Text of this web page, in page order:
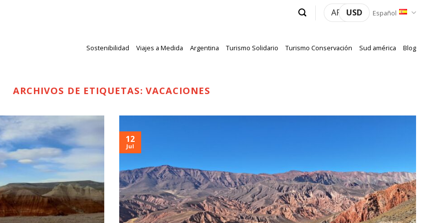
ARS USD Español
Sostenibilidad Viajes a Medida Argentina Turismo Solidario Turismo Conservación Sud américa Blog
ARCHIVOS DE ETIQUETAS:VACACIONES
12
Jul